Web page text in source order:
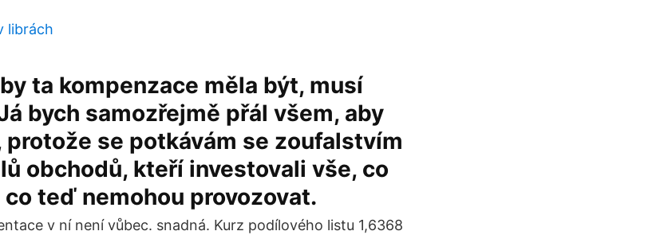
librách
ta kompenzace měla být, musí
bych samozřejmě přál všem, aby
se potkávám se zoufalstvím
obchodů, kteří investovali vše, co
teď nemohou provozovat.
v ní není vůbec. snadná. Kurz podílového listu 1,6368